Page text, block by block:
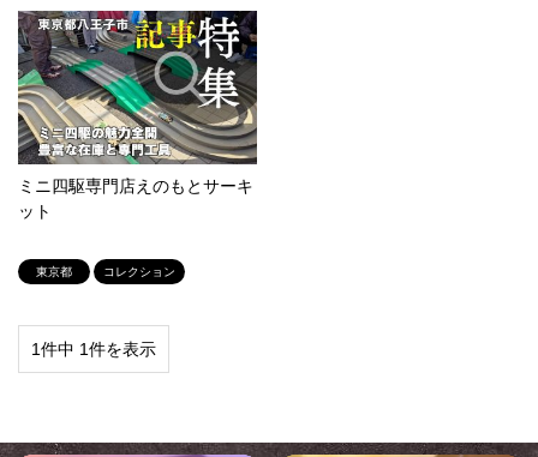
ミニ四駆専門店えのもとサーキ
ット
東京都 コレクション
1件中 1件を表示